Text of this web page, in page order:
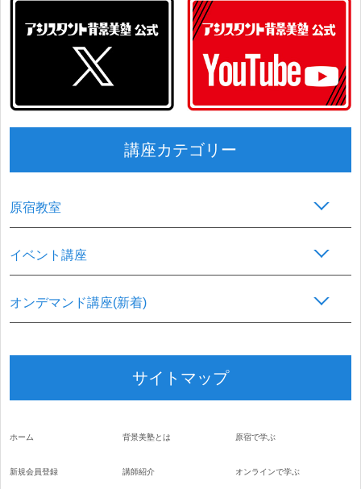
講座カテゴリー
原宿教室
イベント講座
オンデマンド講座(新着)
サイトマップ
ホーム
新規会員登録
背景美塾とは
講師紹介
原宿で学ぶ
オンラインで学ぶ